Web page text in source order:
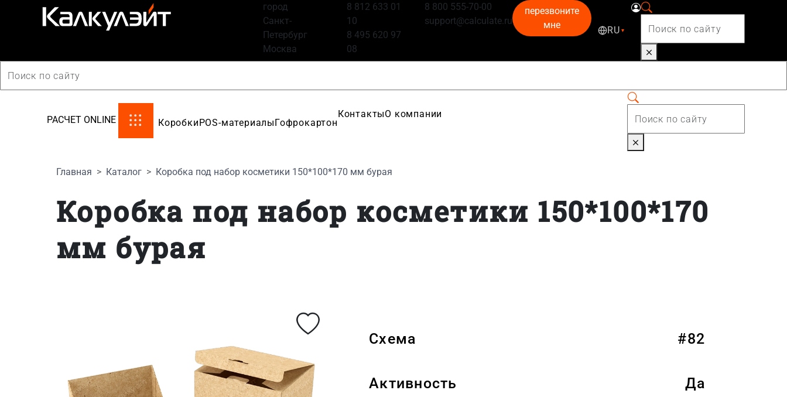
город
Санкт-
Петербург
Москва
8 812 633 01
10
8 495 620 97
08
8 800 555-70-00
support@calculate.ru
перезвоните
мне
RU ▾
РАСЧЕТ ONLINE КоробкиPOS-материалыГофрокартон
КонтактыО компании
Главная Каталог Коробка под набор косметики 150*100*170 мм бурая
Коробка под набор косметики 150*100*170
мм бурая
Схема #82
Активность Да